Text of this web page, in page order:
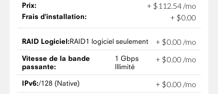
Prix:
+ $ 112.54 /mo
Frais d'installation: + $0 00
RAID Logiciel:RAID1 logiciel seulement + $0.00 /mo
Vitesse de la bande
passante:
1 Gbps
Illimité
+ $0 00 /mo
IPv6:/128 (Native) + $0 00 /mo